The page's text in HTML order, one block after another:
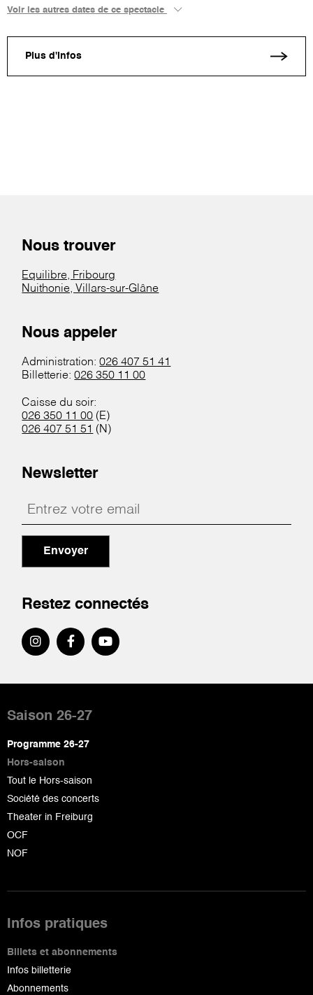
Voir les autres dates de ce spectacle
Plus d'infos
Nous trouver
Equilibre, Fribourg
Nuithonie, Villars-sur-Glâne
Nous appeler
Administration:026 407 51 41
Billetterie:026 350 11 00
Caisse du soir:
026 350 11 00 (E)
026 407 51 51 (N)
Newsletter
Envoyer
Restez connectés
de
page
Saison 26-27
Programme 26-27
Hors-saison
Tout le Hors-saison
Société des concerts
Theater in Freiburg
OCF
NOF
Infos pratiques
Billets et abonnements
Infos billetterie
Abonnements